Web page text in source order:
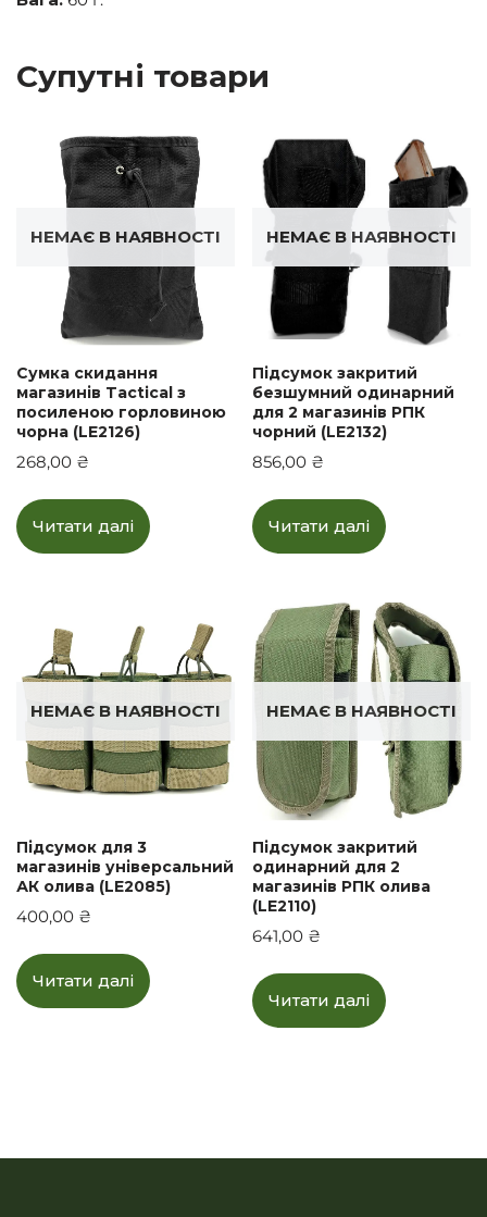
Супутні товари
НЕМАЄ В НАЯВНОСТІ
Сумка скидання
магазинів Tactical з
посиленою горловиною
чорна (LE2126)
268,00 ₴
Читати далі
НЕМАЄ В НАЯВНОСТІ
Підсумок закритий
безшумний одинарний
для 2 магазинів РПК
чорний (LE2132)
856,00 ₴
Читати далі
НЕМАЄ В НАЯВНОСТІ
Підсумок для 3
магазинів універсальний
АК олива (LE2085)
400,00 ₴
Читати далі
НЕМАЄ В НАЯВНОСТІ
Підсумок закритий
одинарний для 2
магазинів РПК олива
(LE2110)
641,00 ₴
Читати далі